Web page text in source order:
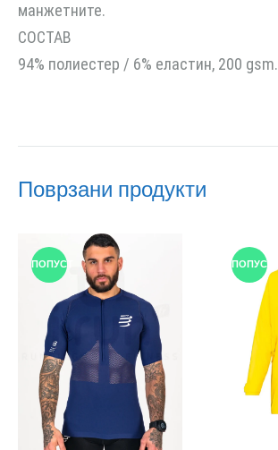
манжетните.
СОСТАВ
94% полиестер / 6% еластин, 200 gsm.
Поврзани продукти
ПОПУСТ ПОПУСТ